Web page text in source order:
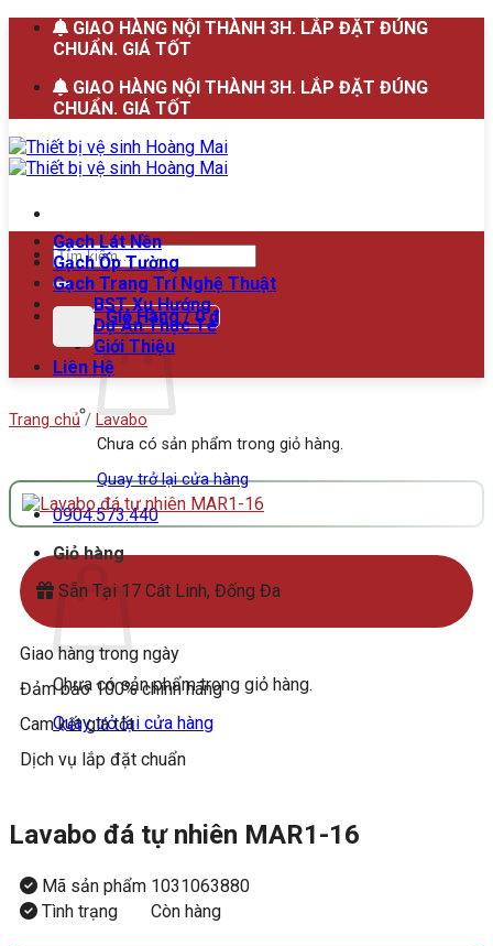
dung
GIAO HÀNG NỘI THÀNH 3H. LẮP ĐẶT ĐÚNG
CHUẨN. GIÁ TỐT
GIAO HÀNG NỘI THÀNH 3H. LẮP ĐẶT ĐÚNG
CHUẨN. GIÁ TỐT
Tìm
kiếm:
Giỏ Hàng /0₫
Chưa có sản phẩm trong giỏ hàng.
Quay trở lại cửa hàng
0904.573.440
Giỏ hàng
Chưa có sản phẩm trong giỏ hàng.
Quay trở lại cửa hàng
Gạch Lát Nền
Gạch Ốp Tường
Gạch Trang Trí Nghệ Thuật
BST Xu Hướng
Dự Án Thực Tế
Giới Thiệu
Liên Hệ
Trang chủ / Lavabo
Sẵn Tại 17 Cát Linh, Đống Đa
Giao hàng trong ngày
Đảm bảo 100% chính hãng
Cam kết giá tốt
Dịch vụ lắp đặt chuẩn
Lavabo đá tự nhiên MAR1-16
Mã sản phẩm 1031063880
Tình trạng
Còn hàng